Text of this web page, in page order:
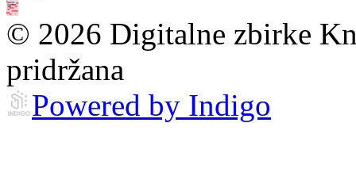
© 2026 Digitalne zbirke
pridržana
Powered by Indigo